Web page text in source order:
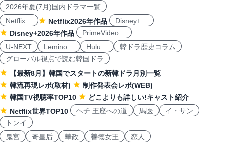
2026年夏(7月)国内ドラマ一覧
Netflix
Netflix2026年作品
Disney+
Disney+2026年作品
PrimeVideo
U-NEXT
Lemino Hulu
韓ドラ歴史コラム
グローバル視点で読む韓国ドラ
【最新8月】韓国でスタートの新韓ドラ月別一覧
韓流再現レポ(取材)
制作発表会レポ(WEB)
韓国TV視聴率TOP10
どこよりも詳しい!キャスト紹介
Netflix世界TOP10
ヘチ 王座への道 馬医
イ・サン
トンイ
鬼宮
奇皇后 華政 善徳女王
恋人